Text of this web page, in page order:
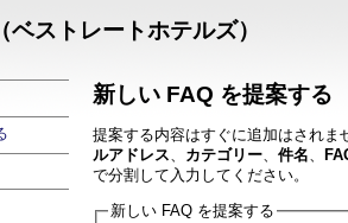
ストレートホテルズ）
新しい FAQ を提案する
提案する内容はすぐに追加はされ
ルアドレス
カテゴリー、 件名
で分割して入力してください。
新しい FAQ を提案する